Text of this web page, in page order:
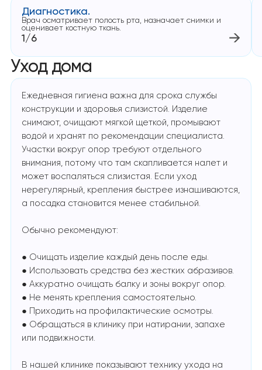
Диагностика.
Врач осматривает полость рта, назначает снимки и
оценивает костную ткань.
1/6
Уход дома
Ежедневная гигиена важна для срока службы
конструкции и здоровья слизистой. Изделие
снимают, очищают мягкой щеткой, промывают
водой и хранят по рекомендации специалиста.
Участки вокруг опор требуют отдельного
внимания, потому что там скапливается налет и
может воспаляться слизистая. Если уход
нерегулярный, крепления быстрее изнашиваются,
а посадка становится менее стабильной.
Обычно рекомендуют:
● Очищать изделие каждый день после еды.
● Использовать средства без жестких абразивов.
● Аккуратно очищать балку и зоны вокруг опор.
● Не менять крепления самостоятельно.
● Приходить на профилактические осмотры.
● Обращаться в клинику при натирании, запахе
или подвижности.
В нашей клинике показывают технику ухода на